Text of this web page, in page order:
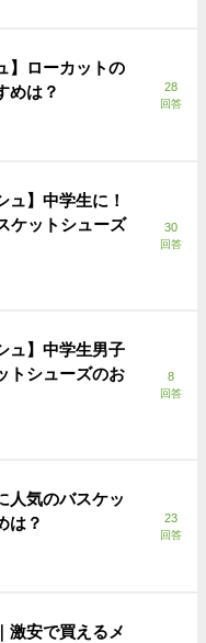
】ローカットの
めは？
28
回答
ュ】中学生に！
ケットシューズ
30
回答
ュ】中学生男子
トシューズのお
8
回答
人気のバスケッ
は？
23
回答
激安で買えるメ